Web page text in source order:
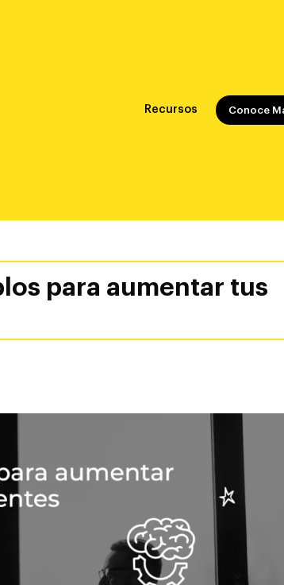
Recursos Conoce
para aumentar tus